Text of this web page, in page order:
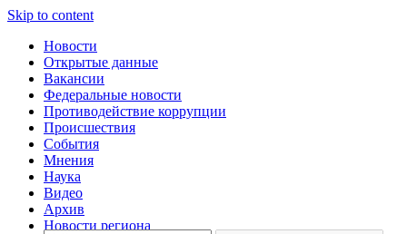
Skip to content
Новости
Открытые данные
Вакансии
Федеральные новости
Противодействие коррупции
Происшествия
События
Мнения
Наука
Видео
Архив
Новости региона